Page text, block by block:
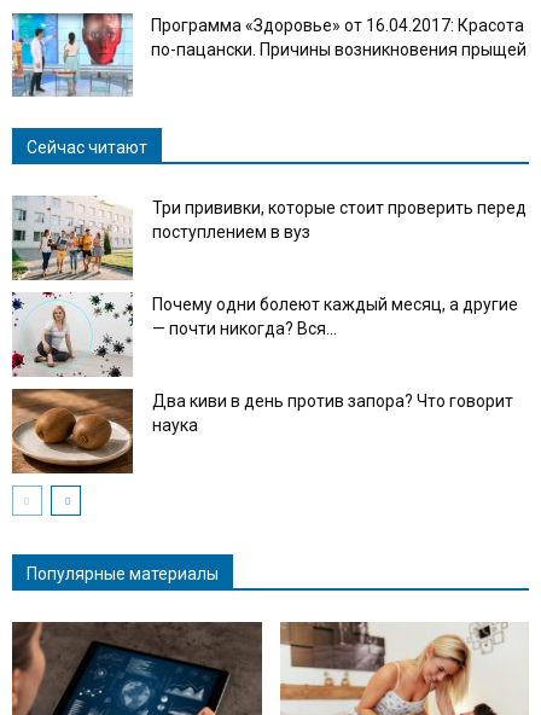
Программа «Здоровье» от 16.04.2017: Красота
по-пацански. Причины возникновения прыщей
Сейчас читают
Три прививки, которые стоит проверить перед
поступлением в вуз
Почему одни болеют каждый месяц, а другие
— почти никогда? Вся...
Два киви в день против запора? Что говорит
наука
Популярные материалы